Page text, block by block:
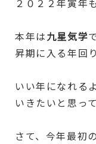
本年は九星気学
昇期に入る年回
いい年になれる
いきたいと思っ
さて、今年最初